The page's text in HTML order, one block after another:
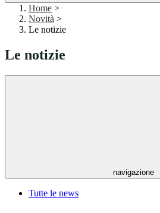
Home >
Novità >
Le notizie
Le notizie
navigazione
Tutte le news